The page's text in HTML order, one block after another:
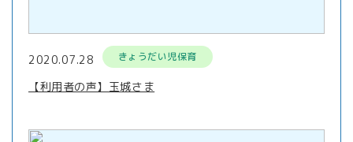
2020.07.28 きょうだい児保育
【利用者の声】玉城さま